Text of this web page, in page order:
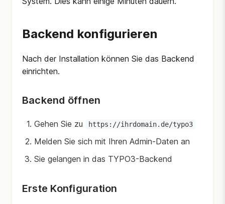
Backend konfigurieren
Nach der Installation können Sie das Backend
einrichten.
Backend öffnen
Gehen Sie zu https://ihrdomain.de/typo3
Melden Sie sich mit Ihren Admin-Daten an
Sie gelangen in das TYPO3-Backend
Erste Konfiguration